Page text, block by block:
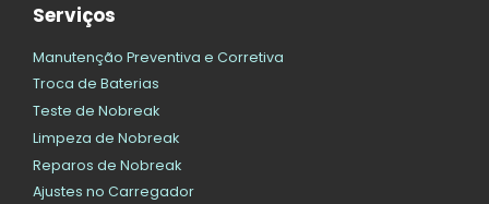
Serviços
Manutenção Preventiva e Corretiva
Troca de Baterias
Teste de Nobreak
Limpeza de Nobreak
Reparos de Nobreak
Ajustes no Carregador